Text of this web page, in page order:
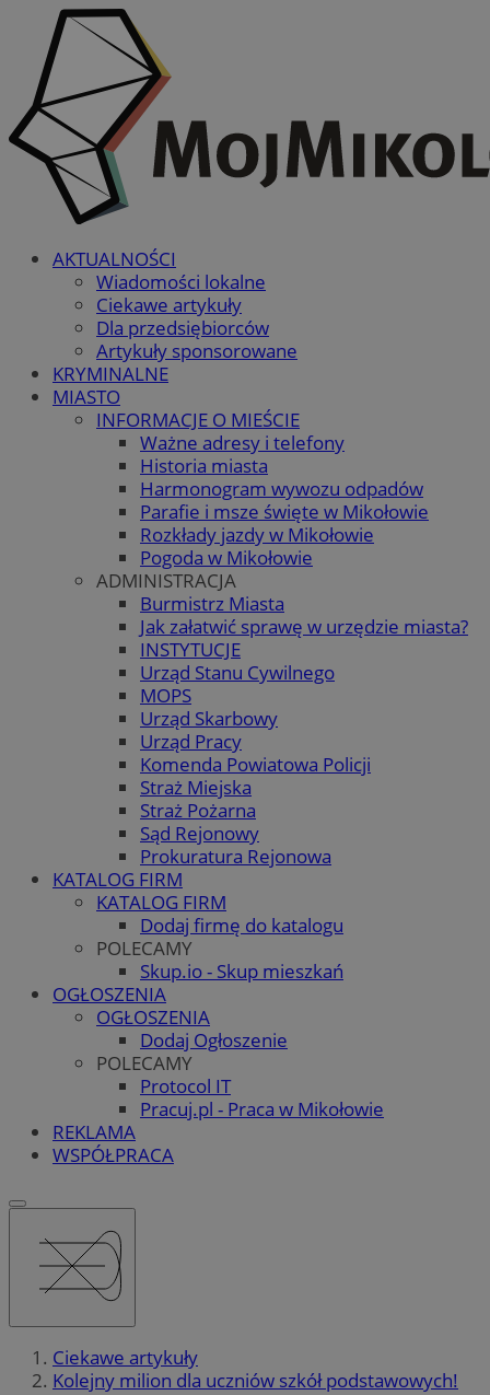
AKTUALNOŚCI
Wiadomości lokalne
Ciekawe artykuły
Dla przedsiębiorców
Artykuły sponsorowane
KRYMINALNE
MIASTO
INFORMACJE O MIEŚCIE
Ważne adresy i telefony
Historia miasta
Harmonogram wywozu odpadów
Parafie i msze święte w Mikołowie
Rozkłady jazdy w Mikołowie
Pogoda w Mikołowie
ADMINISTRACJA
Burmistrz Miasta
Jak załatwić sprawę w urzędzie miasta?
INSTYTUCJE
Urząd Stanu Cywilnego
MOPS
Urząd Skarbowy
Urząd Pracy
Komenda Powiatowa Policji
Straż Miejska
Straż Pożarna
Sąd Rejonowy
Prokuratura Rejonowa
KATALOG FIRM
KATALOG FIRM
Dodaj firmę do katalogu
POLECAMY
Skup.io - Skup mieszkań
OGŁOSZENIA
OGŁOSZENIA
Dodaj Ogłoszenie
POLECAMY
Protocol IT
Pracuj.pl - Praca w Mikołowie
REKLAMA
WSPÓŁPRACA
Ciekawe artykuły
Kolejny milion dla uczniów szkół podstawowych!